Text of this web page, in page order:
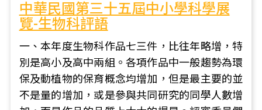
中華民國第三十五屆中小學科學展
覽-生物科評語
一、本年度生物科作品七三件，比往年略增，特
別是高小及高中兩組。各項作品中一般趨勢為環
保及動植物的保育概念均增加，但是最主要的並
不是量的增加，或是參與共同研究的同學人數增